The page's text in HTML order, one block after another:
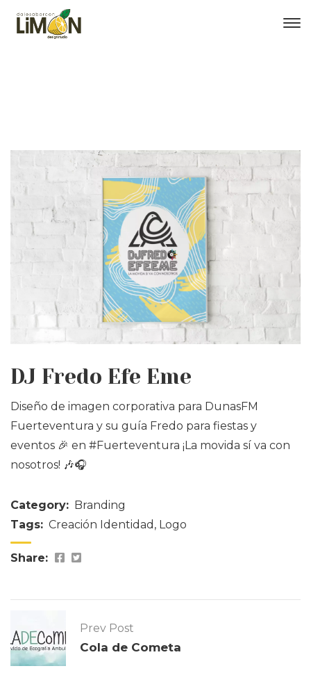
DJ Fredo Efe Eme
Diseño de imagen corporativa para DunasFM
Fuerteventura y su guía Fredo para fiestas y
eventos 🎉 en #Fuerteventura ¡La movida sí va con
nosotros! 🎶🎧
Category: Branding
Tags: Creación Identidad , Logo
Share:
Prev Post
Cola de Cometa